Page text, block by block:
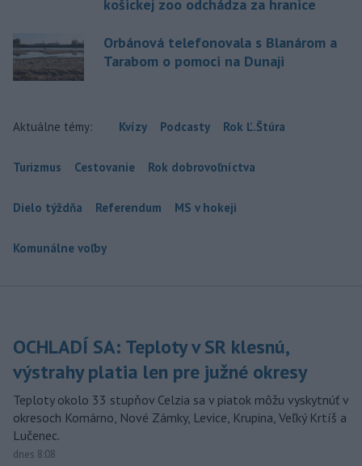
košickej zoo odchádza za hranice
Orbánová telefonovala s Blanárom a
Tarabom o pomoci na Dunaji
Aktuálne témy: Kvízy Podcasty Rok Ľ.Štúra
Turizmus Cestovanie Rok dobrovoľníctva
Dielo týždňa Referendum MS v hokeji
Komunálne voľby
OCHLADÍ SA: Teploty v SR klesnú,
výstrahy platia len pre južné okresy
Teploty okolo 33 stupňov Celzia sa v piatok môžu vyskytnúť v
okresoch Komárno, Nové Zámky, Levice, Krupina, Veľký Krtíš a
Lučenec.
dnes 8:08